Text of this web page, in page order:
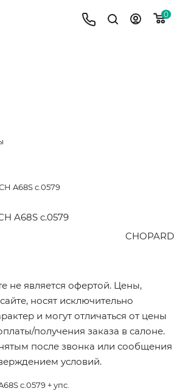
0
A68S c.0579
A68S c.0579
CHOPARD
не является офертой. Цены,
носят исключительно
и могут отличаться от цены
получения заказа в салоне.
после звонка или сообщения
условий.
c.0579 + упс.